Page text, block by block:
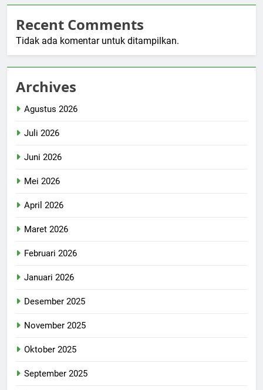
Recent Comments
Tidak ada komentar untuk ditampilkan.
Archives
Agustus 2026
Juli 2026
Juni 2026
Mei 2026
April 2026
Maret 2026
Februari 2026
Januari 2026
Desember 2025
November 2025
Oktober 2025
September 2025